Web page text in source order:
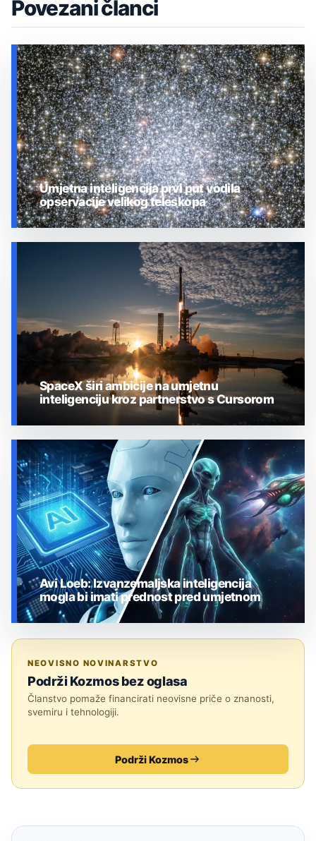
Povezani članci
UMJETNA INTELIGENCIJA
Umjetna inteligencija prvi put vodila
opservacije velikog teleskopa
UMJETNA INTELIGENCIJA
SpaceX širi ambicije na umjetnu
inteligenciju kroz partnerstvo s Cursorom
Avi Loeb: Izvanzemaljska inteligencija
mogla bi imati prednost pred umjetnom
NEOVISNO NOVINARSTVO
Podrži Kozmos bez oglasa
Članstvo pomaže financirati neovisne priče o znanosti,
svemiru i tehnologiji.
Podrži Kozmos